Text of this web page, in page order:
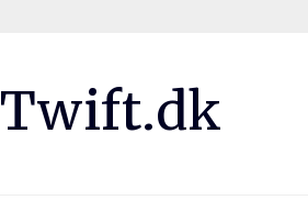
Twift.dk